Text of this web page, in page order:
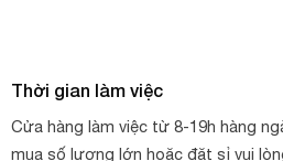
Thời gian làm việc
Cửa hàng làm việc từ 8-19h hàng
mua số lượng lớn hoặc đặt sỉ vui